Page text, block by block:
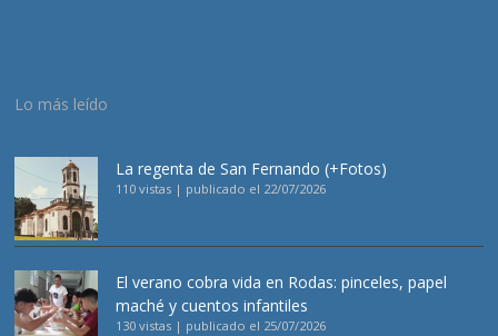
Lo más leído
La regenta de San Fernando (+Fotos)
110 vistas | publicado el 22/07/2026
El verano cobra vida en Rodas: pinceles, papel
maché y cuentos infantiles
130 vistas | publicado el 25/07/2026